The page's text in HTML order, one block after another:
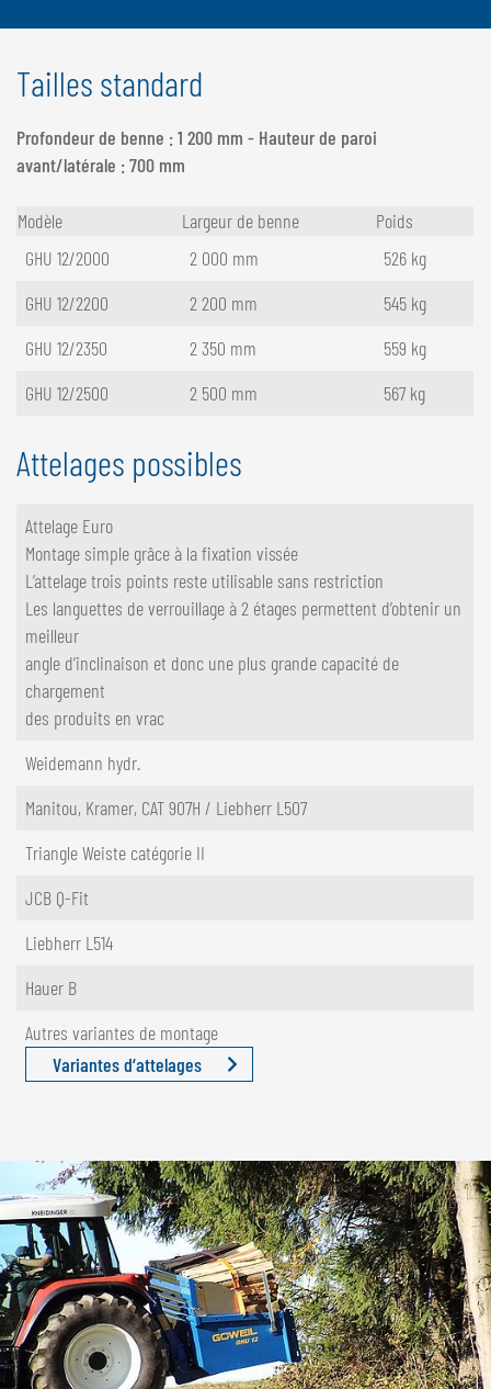
Tailles standard
Profondeur de benne : 1 200 mm - Hauteur de paroi
avant/latérale : 700 mm
Modèle Largeur de benne
Poids
GHU 12/2000
2 000 mm
526 kg
GHU 12/2200
2 200 mm
545 kg
GHU 12/2350
2 350 mm
559 kg
GHU 12/2500
2 500 mm 567 kg
Attelages possibles
Attelage Euro
Montage simple grâce à la fixation vissée
L’attelage trois points reste utilisable sans restriction
Les languettes de verrouillage à 2 étages permettent d’obtenir un
meilleur
angle d’inclinaison et donc une plus grande capacité de
chargement
des produits en vrac
Weidemann hydr.
Manitou, Kramer, CAT 907H / Liebherr L507
Triangle Weiste catégorie II
JCB Q-Fit
Liebherr L514
Hauer B
Autres variantes de montage
Variantes d‘attelages